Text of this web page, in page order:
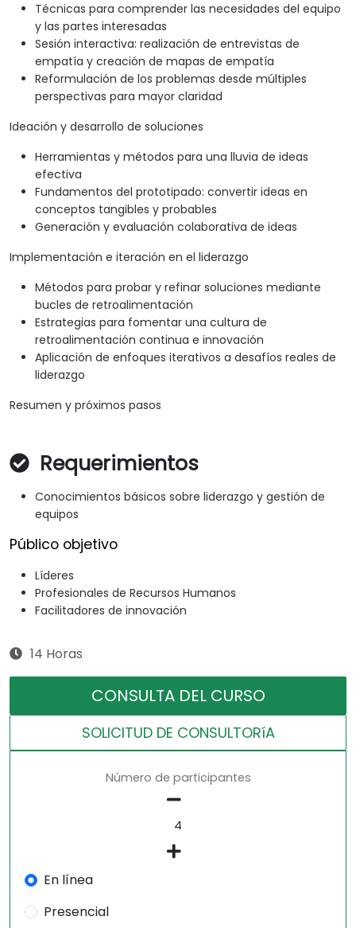
Técnicas para comprender las necesidades del equipo
y las partes interesadas
Sesión interactiva: realización de entrevistas de
empatía y creación de mapas de empatía
Reformulación de los problemas desde múltiples
perspectivas para mayor claridad
Ideación y desarrollo de soluciones
Herramientas y métodos para una lluvia de ideas
efectiva
Fundamentos del prototipado: convertir ideas en
conceptos tangibles y probables
Generación y evaluación colaborativa de ideas
Implementación e iteración en el liderazgo
Métodos para probar y refinar soluciones mediante
bucles de retroalimentación
Estrategias para fomentar una cultura de
retroalimentación continua e innovación
Aplicación de enfoques iterativos a desafíos reales de
liderazgo
Resumen y próximos pasos
Requerimientos
Conocimientos básicos sobre liderazgo y gestión de
equipos
Público objetivo
Líderes
Profesionales de Recursos Humanos
Facilitadores de innovación
14 Horas
CONSULTA DEL CURSO
SOLICITUD DE CONSULTORíA
Número de participantes
En línea
Presencial